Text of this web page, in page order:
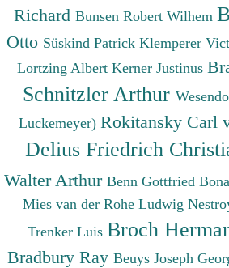
Richard Bunsen Robert Wilhem
Otto Süskind Patrick Klemperer
Lortzing Albert Kerner Justinus
Schnitzler Arthur
Luckemeyer) Rokitansky Carl
Delius Friedrich
Walter Arthur Benn Gottfried
Mies van der Rohe Ludwig
Trenker Luis Broch
Bradbury Ray Beuys Joseph